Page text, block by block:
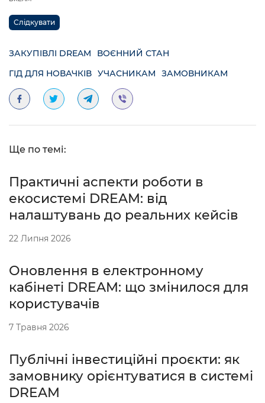
Слідкувати
ЗАКУПІВЛІ DREAM
ВОЄННИЙ СТАН
ГІД ДЛЯ НОВАЧКІВ УЧАСНИКАМ ЗАМОВНИКАМ
Ще по темі:
Практичні аспекти роботи в
екосистемі DREAM: від
налаштувань до реальних кейсів
22 Липня 2026
Оновлення в електронному
кабінеті DREAM: що змінилося для
користувачів
7 Травня 2026
Публічні інвестиційні проєкти: як
замовнику орієнтуватися в системі
DREAM